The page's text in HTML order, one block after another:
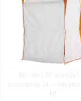
Procera DIEGO SMOKE
brýle kouřové
36,00 Kč
BIG BAG PP
Jednorázový vak s
kg